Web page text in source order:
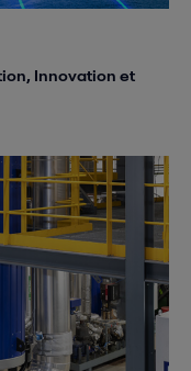
Innovation et